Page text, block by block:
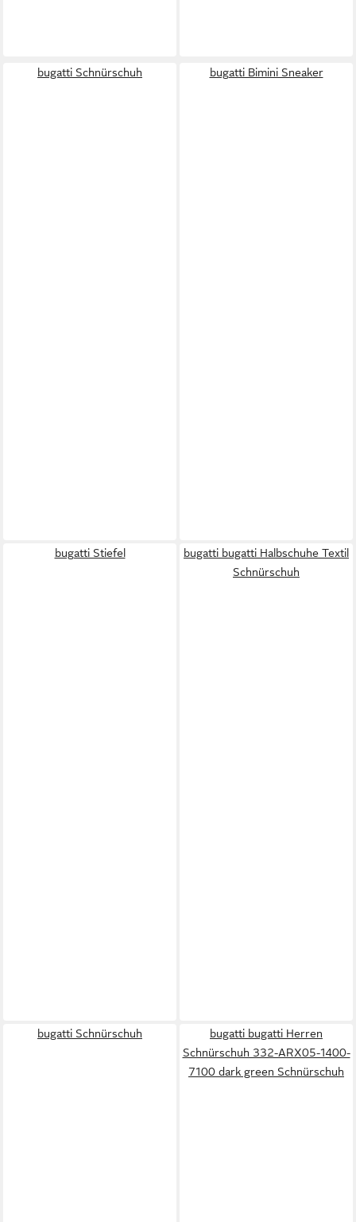
bugatti Schnürschuh bugatti Bimini Sneaker
bugatti Stiefel
bugatti bugatti Halbschuhe Textil
Schnürschuh
bugatti Schnürschuh
bugatti bugatti Herren
Schnürschuh 332-ARX05-1400-
7100 dark green Schnürschuh